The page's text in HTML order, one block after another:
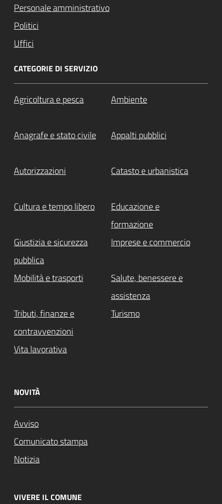
Personale amministrativo
Politici
Uffici
CATEGORIE DI SERVIZIO
Agricoltura e pesca Ambiente
Anagrafe e stato civile Appalti pubblici
Autorizzazioni Catasto e urbanistica
Cultura e tempo libero
Educazione e
formazione
Giustizia e sicurezza
pubblica
Imprese e commercio
Mobilità e trasporti
Salute, benessere e
assistenza
Tributi, finanze e
contravvenzioni
Turismo
Vita lavorativa
NOVITÀ
Avviso
Comunicato stampa
Notizia
VIVERE IL COMUNE